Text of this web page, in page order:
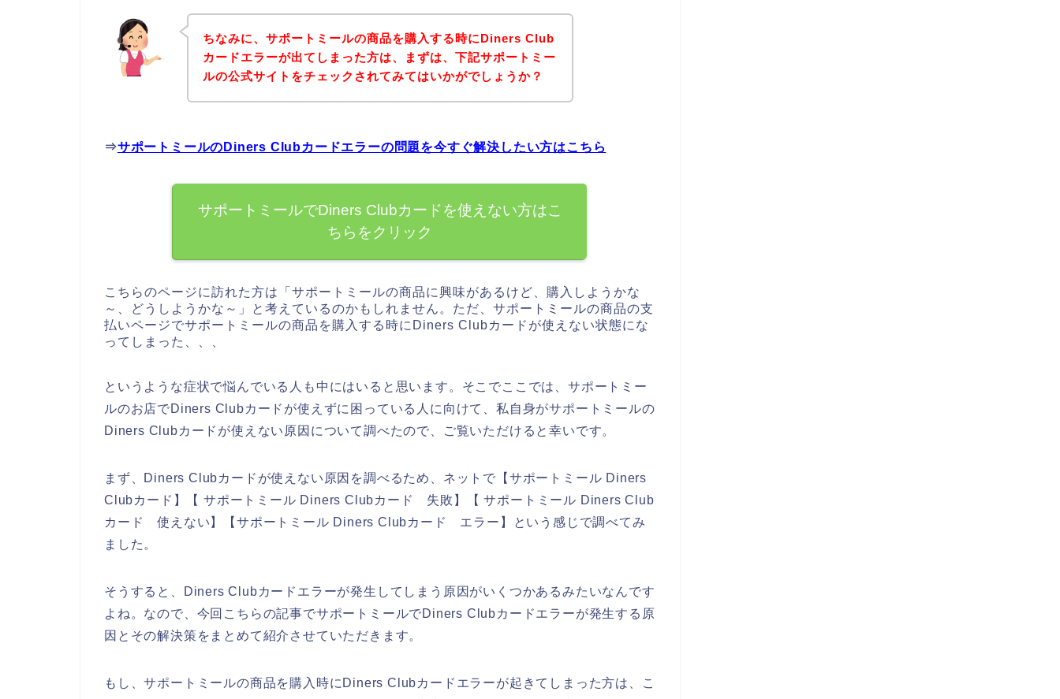
ちなみに、サポートミールの商品を購入する時にDiners Club
カードエラーが出てしまった方は、まずは、下記サポートミー
ルの公式サイトをチェックされてみてはいかがでしょうか？
⇒サポートミールのDiners Clubカードエラーの問題を今すぐ解決したい方はこちら
サポートミールでDiners Clubカードを使えない方はこ
ちらをクリック
こちらのページに訪れた方は「サポートミールの商品に興味があるけど、購入しようかな
～、どうしようかな～」と考えているのかもしれません。ただ、サポートミールの商品の支
払いページでサポートミールの商品を購入する時にDiners Clubカードが使えない状態にな
ってしまった、、、
というような症状で悩んでいる人も中にはいると思います。そこでここでは、サポートミー
ルのお店でDiners Clubカードが使えずに困っている人に向けて、私自身がサポートミールの
Diners Clubカードが使えない原因について調べたので、ご覧いただけると幸いです。
まず、Diners Clubカードが使えない原因を調べるため、ネットで【サポートミール Diners
Clubカード】【 サポートミール Diners Clubカード 失敗】【 サポートミール Diners Club
カード 使えない】【サポートミール Diners Clubカード エラー】という感じで調べてみ
ました。
そうすると、Diners Clubカードエラーが発生してしまう原因がいくつかあるみたいなんです
よね。なので、今回こちらの記事でサポートミールでDiners Clubカードエラーが発生する原
因とその解決策をまとめて紹介させていただきます。
もし、サポートミールの商品を購入時にDiners Clubカードエラーが起きてしまった方は、こ